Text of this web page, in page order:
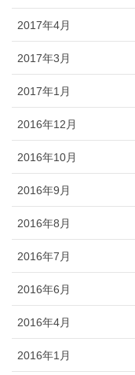
2017年4月
2017年3月
2017年1月
2016年12月
2016年10月
2016年9月
2016年8月
2016年7月
2016年6月
2016年4月
2016年1月